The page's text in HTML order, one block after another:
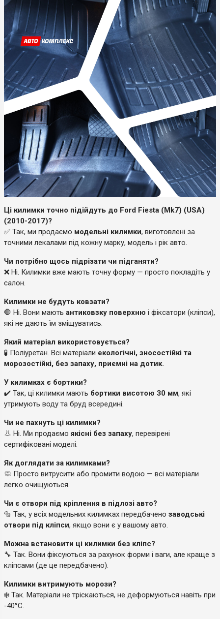
Ці килимки точно підійдуть до Ford Fiesta (Mk7) (USA)
(2010-2017)?
✅ Так, ми продаємо модельні килимки, виготовлені за
точними лекалами під кожну марку, модель і рік авто.
Чи потрібно щось підрізати чи підганяти?
❌ Ні. Килимки вже мають точну форму — просто покладіть у
салон.
Килимки не будуть ковзати?
🛑 Ні. Вони мають антиковзку поверхню і фіксатори (кліпси),
які не дають їм зміщуватись.
Який матеріал використовується?
🧪 Поліуретан. Всі матеріали екологічні, зносостійкі та
морозостійкі, без запаху, приємні на дотик.
У килимках є бортики?
✔️ Так, ці килимки мають бортики висотою 30 мм, які
утримують воду та бруд всередині.
Чи не пахнуть ці килимки?
👃 Ні. Ми продаємо якісні без запаху, перевірені
сертифіковані моделі.
Як доглядати за килимками?
🧼 Просто витрусити або промити водою — всі матеріали
легко очищуються.
Чи є отвори під кріплення в підлозі авто?
🔩 Так, у всіх модельних килимках передбачено заводські
отвори під кліпси, якщо вони є у вашому авто.
Можна встановити ці килимки без кліпс?
🔧 Так. Вони фіксуються за рахунок форми і ваги, але краще з
кліпсами (де це передбачено).
Килимки витримують морози?
❄️ Так. Матеріали не тріскаються, не деформуються навіть при
-40°C.